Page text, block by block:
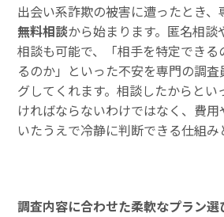
出会い系詐欺の被害に遭ったとき、
無料相談から始まります。匿名相談
相談も可能で、「相手を特定できる
るのか」といった不安を専門の調
グしてくれます。相談したからとい
ければならないわけではなく、費
いたうえで冷静に判断できる仕組み
調査内容に合わせた柔軟なプラン選